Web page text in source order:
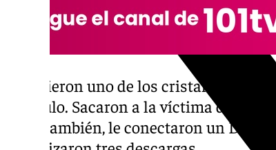
Rompieron uno de los cristales para
vehículo. Sacaron a la víctima del
RCP. También, le conectaron un DEA